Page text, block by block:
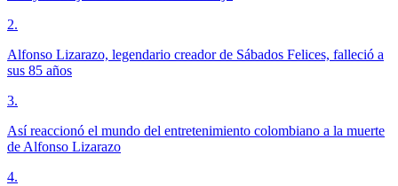
2.
Alfonso Lizarazo, legendario creador de Sábados Felices, falleció a
sus 85 años
3.
Así reaccionó el mundo del entretenimiento colombiano a la muerte
de Alfonso Lizarazo
4.